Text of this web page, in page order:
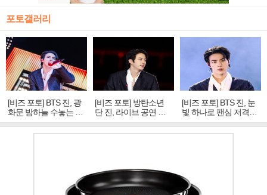
포토갤러리
[비즈 포토] BTS 진, 광
화문 밤하늘 수놓는 '비
주얼 킹'의 열창
[비즈 포토] 방탄소년
단 진, 라이브 공연 중
빛나는 독보적 아우라
[비즈 포토] BTS 진, 눈
빛 하나로 팬심 저격…
독보적 카리스마